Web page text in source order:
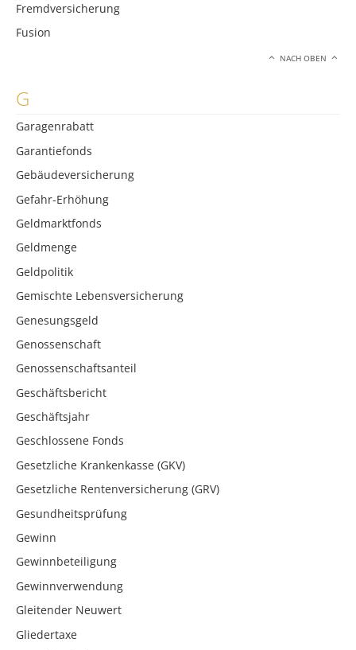
Fremdversicherung
Fusion
NACH OBEN
G
Garagenrabatt
Garantiefonds
Gebäudeversicherung
Gefahr-Erhöhung
Geldmarktfonds
Geldmenge
Geldpolitik
Gemischte Lebensversicherung
Genesungsgeld
Genossenschaft
Genossenschaftsanteil
Geschäftsbericht
Geschäftsjahr
Geschlossene Fonds
Gesetzliche Krankenkasse (GKV)
Gesetzliche Rentenversicherung (GRV)
Gesundheitsprüfung
Gewinn
Gewinnbeteiligung
Gewinnverwendung
Gleitender Neuwert
Gliedertaxe